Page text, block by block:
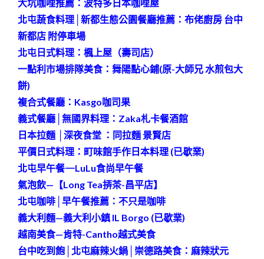
大坑咖哩推薦：波特多日本咖哩屋
北屯蔬食料理│新都生態公園餐廳推薦：布佬廚房 台中
新都店 附停車場
北屯日式料理：楓上屋（壽司店）
一點利市場排隊美食：舞陽點心鋪(原-大師兄 水煎包大
餅)
複合式餐廳：Kasgo咖司果
義式餐廳│無國界料理：Zaka札卡餐酒館
日本拉麵 │深夜食堂 ：同拉麵 景賢店
平價日式料理： 町味館手作日本料理 (已歇業)
北屯早午餐—LuLu食尚早午餐
氣泡飲—【Long Tea挵茶-昌平店】
北屯咖啡│早午餐推薦：不只是咖啡
義大利麵—義大利小鎮 IL Borgo (已歇業)
越南美食—肯特-Cantho越式美食
台中吃到飽│北屯麻辣火鍋│崇德路美食：麻辣狀元